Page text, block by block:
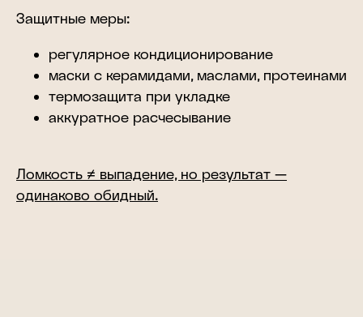
Защитные меры:
регулярное кондиционирование
маски с керамидами, маслами, протеинами
термозащита при укладке
аккуратное расчесывание
Ломкость ≠ выпадение, но результат —
одинаково обидный.